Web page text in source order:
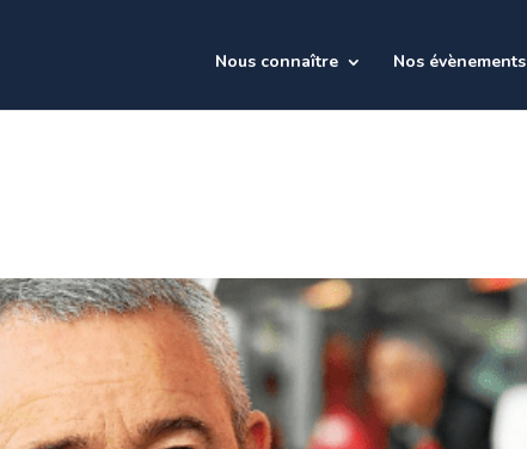
Nous connaître Nos évènements